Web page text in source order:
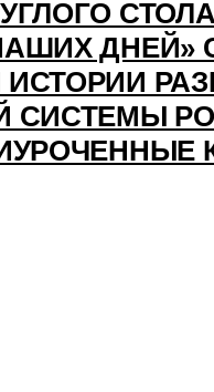
ДНЕЙ»
СИСТЕМЫ